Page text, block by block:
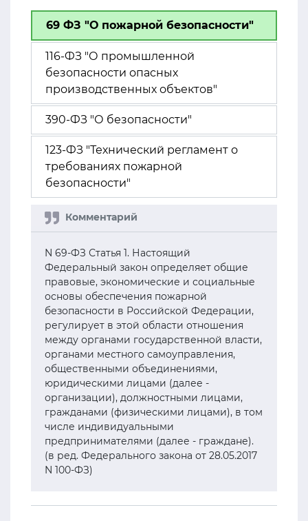
69 ФЗ "О пожарной безопасности"
116-ФЗ "О промышленной
безопасности опасных
производственных объектов"
390-ФЗ "О безопасности"
123-ФЗ "Технический регламент о
требованиях пожарной
безопасности"
N 69-ФЗ Статья 1. Настоящий
Федеральный закон определяет общие
правовые, экономические и социальные
основы обеспечения пожарной
безопасности в Российской Федерации,
регулирует в этой области отношения
между органами государственной власти,
органами местного самоуправления,
общественными объединениями,
юридическими лицами (далее -
организации), должностными лицами,
гражданами (физическими лицами), в том
числе индивидуальными
предпринимателями (далее - граждане).
(в ред. Федерального закона от 28.05.2017
N 100-ФЗ)